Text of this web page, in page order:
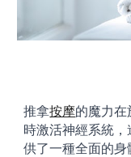
推拿按摩的魔力在
時激活神經系統
供了一種全面的